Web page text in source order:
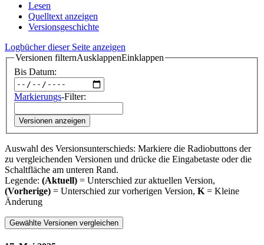
Lesen
Quelltext anzeigen
Versionsgeschichte
Logbücher dieser Seite anzeigen
Versionen filternAusklappenEinklappen
Bis Datum:
Markierungs-Filter:
Versionen anzeigen
Auswahl des Versionsunterschieds: Markiere die Radiobuttons der
zu vergleichenden Versionen und drücke die Eingabetaste oder die
Schaltfläche am unteren Rand.
Legende: (Aktuell) = Unterschied zur aktuellen Version,
(Vorherige) = Unterschied zur vorherigen Version, K = Kleine
Änderung